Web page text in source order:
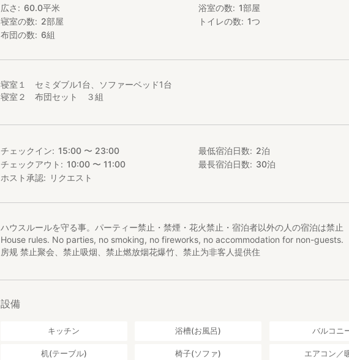
広さ
60.0平米
寝室の数
2部屋
布団の数
6組
浴室の数
1部屋
トイレの数
1つ
寝室１ セミダブル1台、ソファーベッド1台
寝室２ 布団セット ３組
チェックイン
15:00 〜 23:00
チェックアウト
10:00 〜 11:00
ホスト承認
リクエスト
最低宿泊日数 2泊
最長宿泊日数
30泊
ハウスルールを守る事。パーティー禁止・禁煙・花火禁止・宿泊者以外の人の宿泊は禁止
House rules. No parties, no smoking, no fireworks, no accommodation for non-guests.
房规 禁止聚会、禁止吸烟、禁止燃放烟花爆竹、禁止为非客人提供住
設備
キッチン 浴槽(お風呂) バルコニ
机(テーブル) 椅子(ソファ) エアコン／